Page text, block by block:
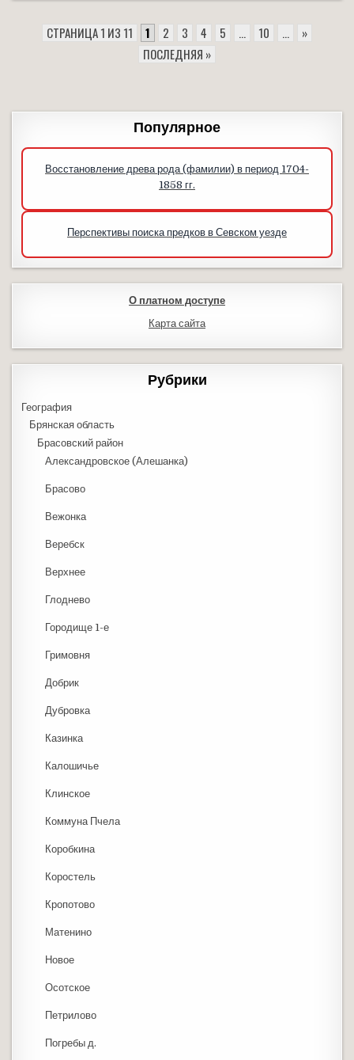
СТРАНИЦА 1 ИЗ 11 1 2 3 4 5 ... 10 ...
»
ПОСЛЕДНЯЯ »
Популярное
Восстановление древа рода (фамилии) в период 1704-
1858 гг.
Перспективы поиска предков в Севском уезде
О платном доступе
Карта сайта
Рубрики
География
Брянская область
Брасовский район
Александровское (Алешанка)
Брасово
Вежонка
Веребск
Верхнее
Глоднево
Городище 1-е
Гримовня
Добрик
Дубровка
Казинка
Калошичье
Клинское
Коммуна Пчела
Коробкина
Коростель
Кропотово
Матенино
Новое
Осотское
Петрилово
Погребы д.